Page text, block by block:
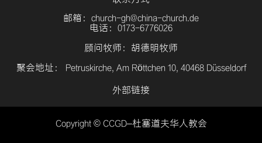
邮箱：church-gh@china-church.de
电话：0173-6776026
顾问牧师：胡德明牧师
聚会地址： Petruskirche, Am Röttchen 10, 40468 Düsseldorf
外部链接
Copyright © CCGD–杜塞道夫华人教会